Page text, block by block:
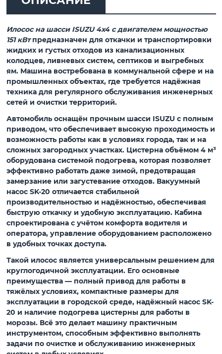
Илосос на шасси ISUZU 4х4 с двигателем мощностью
151 кВтпредназначен для откачки и транспортировки
жидких и густых отходов из канализационных
колодцев, ливневых систем, септиков и выгребных
ям. Машина востребована в коммунальной сфере и на
промышленных объектах, где требуется надёжная
техника для регулярного обслуживания инженерных
сетей и очистки территорий.
Автомобиль оснащён прочным шасси ISUZU с полным
приводом, что обеспечивает высокую проходимость и
возможность работы как в условиях города, так и на
сложных загородных участках. Цистерна объёмом 4 м³
оборудована системой подогрева, которая позволяет
эффективно работать даже зимой, предотвращая
замерзание или загустевание отходов. Вакуумный
насос SK-20 отличается стабильной
производительностью и надёжностью, обеспечивая
быструю откачку и удобную эксплуатацию. Кабина
спроектирована с учётом комфорта водителя и
оператора, управление оборудованием расположено
в удобных точках доступа.
Такой илосос является универсальным решением для
круглогодичной эксплуатации. Его основные
преимущества — полный привод для работы в
тяжёлых условиях, компактные размеры для
эксплуатации в городской среде, надёжный насос SK-
20 и наличие подогрева цистерны для работы в
морозы. Всё это делает машину практичным
инструментом, способным эффективно выполнять
задачи по очистке и обслуживанию инженерных